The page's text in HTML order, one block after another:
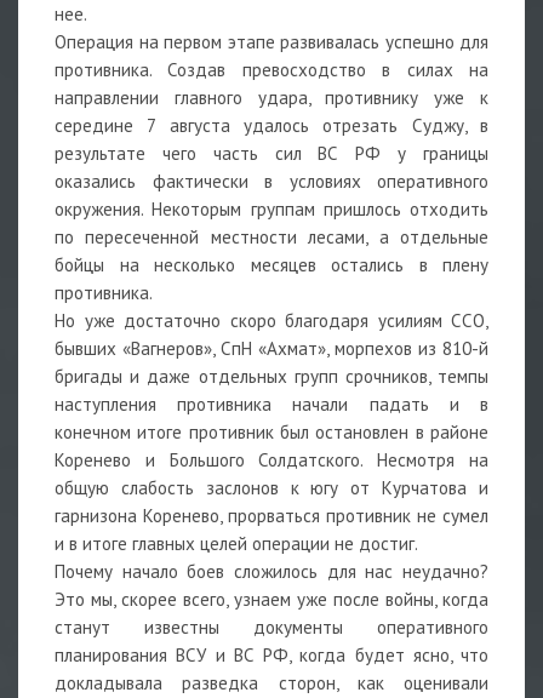
нее.
Операция на первом этапе развивалась успешно для
противника. Создав превосходство в силах на
направлении главного удара, противнику уже к
середине 7 августа удалось отрезать Суджу, в
результате чего часть сил ВС РФ у границы
оказались фактически в условиях оперативного
окружения. Некоторым группам пришлось отходить
по пересеченной местности лесами, а отдельные
бойцы на несколько месяцев остались в плену
противника.
Но уже достаточно скоро благодаря усилиям ССО,
бывших «Вагнеров», СпН «Ахмат», морпехов из 810-й
бригады и даже отдельных групп срочников, темпы
наступления противника начали падать и в
конечном итоге противник был остановлен в районе
Коренево и Большого Солдатского. Несмотря на
общую слабость заслонов к югу от Курчатова и
гарнизона Коренево, прорваться противник не сумел
и в итоге главных целей операции не достиг.
Почему начало боев сложилось для нас неудачно?
Это мы, скорее всего, узнаем уже после войны, когда
станут известны документы оперативного
планирования ВСУ и ВС РФ, когда будет ясно, что
докладывала разведка сторон, как оценивали